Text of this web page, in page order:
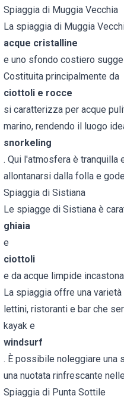
Spiaggia di Muggia Vecchia
La spiaggia di Muggia
acque cristalline
e uno sfondo costiero
Costituita principalmente da
ciottoli e rocce
si caratterizza per acque
marino, rendendo il luogo
snorkeling
. Qui l'atmosfera è
allontanarsi dalla folla e
Spiaggia di Sistiana
Le spiagge di Sistiana è
ghiaia
e
ciottoli
e da acque limpide
La spiaggia offre una
lettini, ristoranti e bar che
kayak e
windsurf
. È possibile noleggiare una
una nuotata rinfrescante
Spiaggia di Punta Sottile